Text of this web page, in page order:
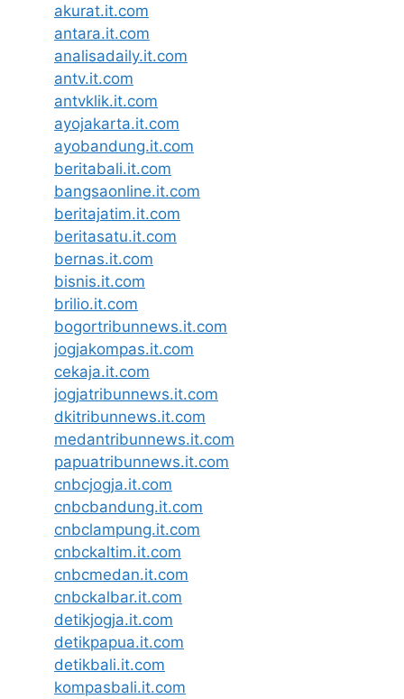
akurat.it.com
antara.it.com
analisadaily.it.com
antv.it.com
antvklik.it.com
ayojakarta.it.com
ayobandung.it.com
beritabali.it.com
bangsaonline.it.com
beritajatim.it.com
beritasatu.it.com
bernas.it.com
bisnis.it.com
brilio.it.com
bogortribunnews.it.com
jogjakompas.it.com
cekaja.it.com
jogjatribunnews.it.com
dkitribunnews.it.com
medantribunnews.it.com
papuatribunnews.it.com
cnbcjogja.it.com
cnbcbandung.it.com
cnbclampung.it.com
cnbckaltim.it.com
cnbcmedan.it.com
cnbckalbar.it.com
detikjogja.it.com
detikpapua.it.com
detikbali.it.com
kompasbali.it.com